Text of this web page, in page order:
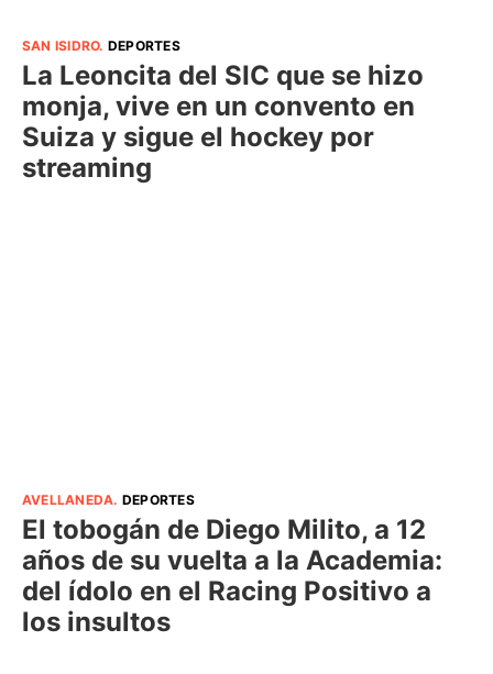
SAN ISIDRO. DEPORTES
La Leoncita del SIC que se hizo
monja, vive en un convento en
Suiza y sigue el hockey por
streaming
AVELLANEDA. DEPORTES
El tobogán de Diego Milito, a 12
años de su vuelta a la Academia:
del ídolo en el Racing Positivo a
los insultos